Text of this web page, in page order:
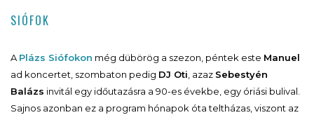
SIÓFOK
APlázs Siófokon még dübörög a szezon, péntek este Manuel
ad koncertet, szombaton pedig DJ Oti, azaz Sebestyén
Balázs invitál egy időutazásra a 90-es évekbe, egy óriási bulival.
Sajnos azonban ez a program hónapok óta teltházas, viszont az